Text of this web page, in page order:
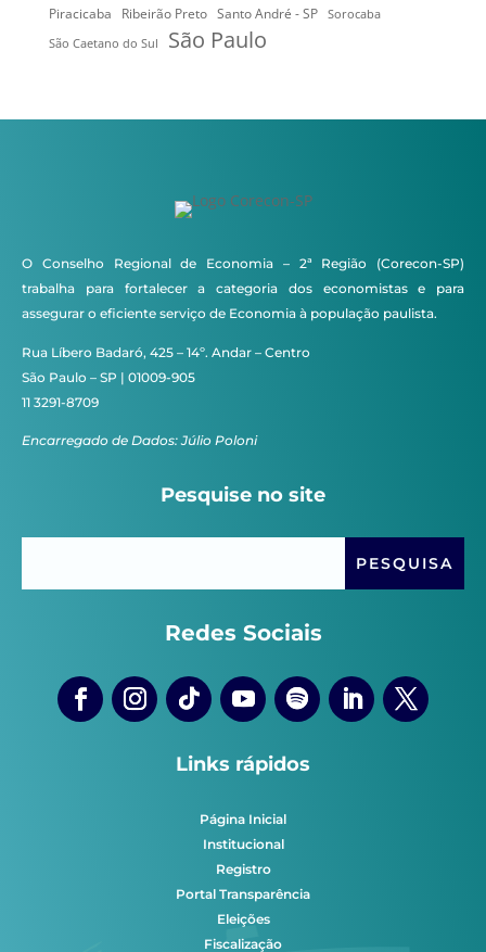
Piracicaba Ribeirão Preto Santo André - SP
Sorocaba
São Caetano do Sul
São Paulo
O Conselho Regional de Economia – 2ª Região (Corecon-SP)
trabalha para fortalecer a categoria dos economistas e para
assegurar o eficiente serviço de Economia à população paulista.
Rua Líbero Badaró, 425 – 14º. Andar – Centro
São Paulo – SP | 01009-905
11 3291-8709
Encarregado de Dados: Júlio Poloni
Pesquise no site
Redes Sociais
Links rápidos
Página Inicial
Institucional
Registro
Portal Transparência
Eleições
Fiscalização